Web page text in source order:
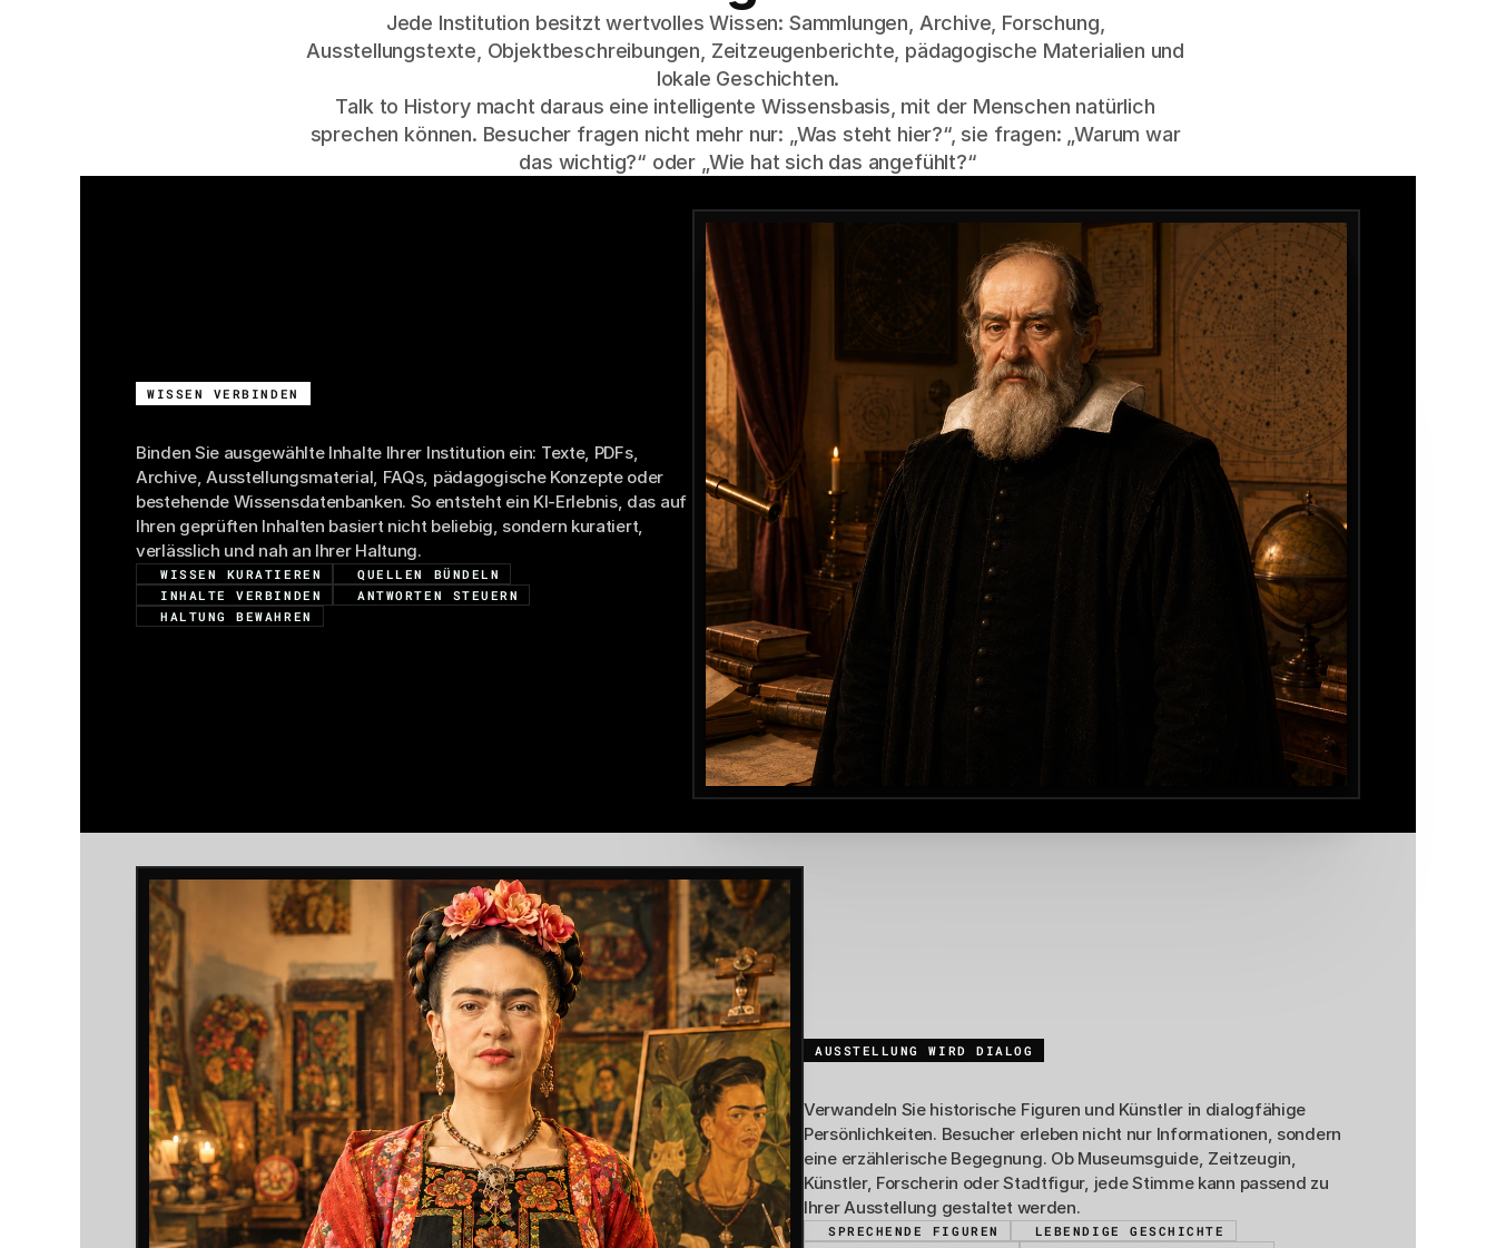
Jede Institution besitzt wertvolles Wissen: Sammlungen, Archive, Forschung,
Ausstellungstexte, Objektbeschreibungen, Zeitzeugenberichte, pädagogische Materialien und
lokale Geschichten.
Talk to History macht daraus eine intelligente Wissensbasis, mit der Menschen natürlich
sprechen können. Besucher fragen nicht mehr nur: „Was steht hier?“, sie fragen: „Warum war
das wichtig?“ oder „Wie hat sich das angefühlt?“
WISSEN VERBINDEN
Binden Sie ausgewählte Inhalte Ihrer Institution ein: Texte, PDFs,
Archive, Ausstellungsmaterial, FAQs, pädagogische Konzepte oder
bestehende Wissensdatenbanken. So entsteht ein KI-Erlebnis, das auf
Ihren geprüften Inhalten basiert nicht beliebig, sondern kuratiert,
verlässlich und nah an Ihrer Haltung.
WISSEN KURATIEREN
QUELLEN BÜNDELN
INHALTE VERBINDEN
ANTWORTEN STEUERN
HALTUNG BEWAHREN
AUSSTELLUNG WIRD DIALOG
Verwandeln Sie historische Figuren und Künstler in dialogfähige
Persönlichkeiten. Besucher erleben nicht nur Informationen, sondern
eine erzählerische Begegnung. Ob Museumsguide, Zeitzeugin,
Künstler, Forscherin oder Stadtfigur, jede Stimme kann passend zu
Ihrer Ausstellung gestaltet werden.
SPRECHENDE FIGUREN
LEBENDIGE GESCHICHTE